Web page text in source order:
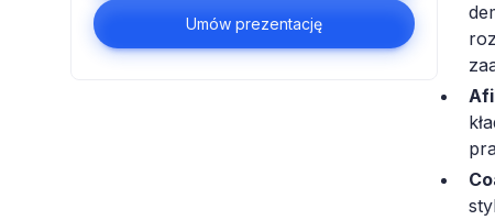
Umów prezentację